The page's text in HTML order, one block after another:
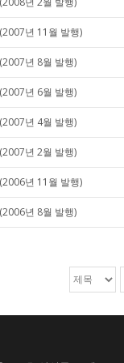
년 11월 발행)
년 8월 발행)
년 6월 발행)
년 4월 발행)
년 2월 발행)
년 11월 발행)
년 8월 발행)